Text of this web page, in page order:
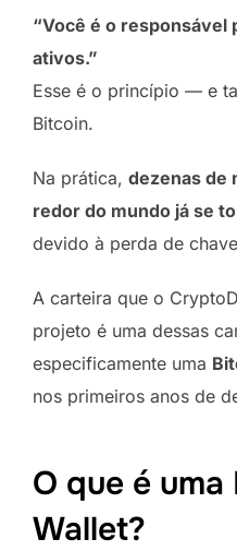
“Você é o responsável
ativos.”
Esse é o princípio — e
Bitcoin.
Na prática, dezenas de
redor do mundo já se
devido à perda de
A carteira que o
projeto é uma dessas
especificamente uma
nos primeiros anos de
O que é
Wallet?